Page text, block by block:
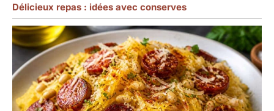
Délicieux repas : idées avec conserves